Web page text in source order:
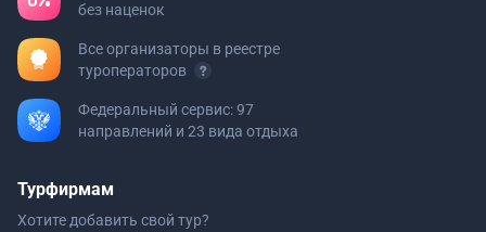
без наценок
Все организаторы в реестре
туроператоров
Федеральный сервис: 97
направлений и 23 вида отдыха
Турфирмам
Хотите добавить свой тур?